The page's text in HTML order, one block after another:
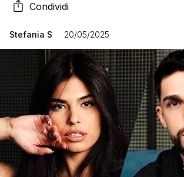
Condividi
Stefania S 20/05/2025